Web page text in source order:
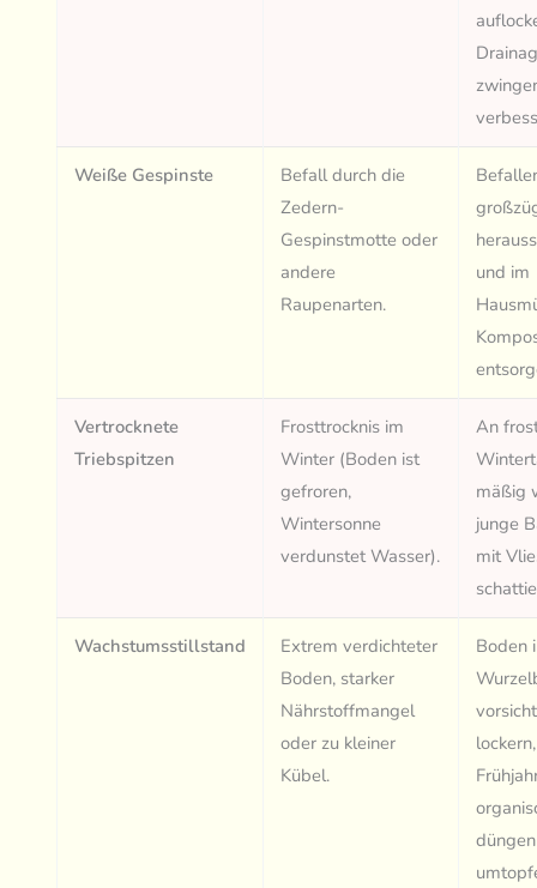
Weiße Gespinste
Befall durch die
Zedern-
Gespinstmotte oder
andere
Raupenarten.
und im
Vertrocknete
Triebspitzen
Frosttrocknis im
Winter (Boden ist
gefroren,
Wintersonne
verdunstet Wasser).
An
mäßig
junge
mit
Wachstumsstillstand
Extrem verdichteter
Boden, starker
Nährstoffmangel
oder zu kleiner
Kübel.
Boden